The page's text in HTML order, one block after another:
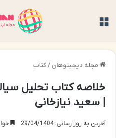
مجله دیجیتوهان /کتاب
خلاصه کتاب تحلیل
| سعید نیازخانی
آخرین به روز رسانی: 29/04/1404